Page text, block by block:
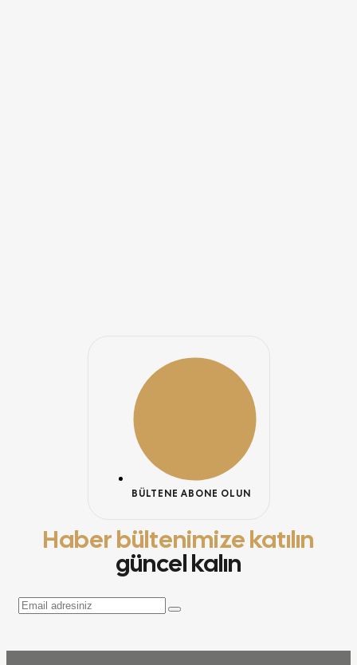
BÜLTENE ABONE OLUN
Haber bültenimize katılın
güncel kalın